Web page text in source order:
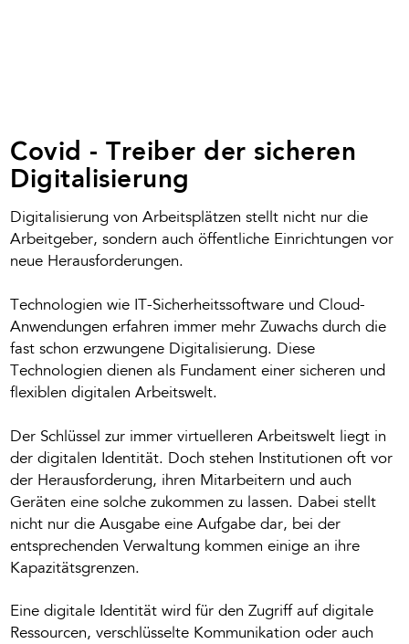
Covid - Treiber der sicheren
Digitalisierung
Digitalisierung von Arbeitsplätzen stellt nicht nur die
Arbeitgeber, sondern auch öffentliche Einrichtungen vor
neue Herausforderungen.
Technologien wie IT-Sicherheitssoftware und Cloud-
Anwendungen erfahren immer mehr Zuwachs durch die
fast schon erzwungene Digitalisierung. Diese
Technologien dienen als Fundament einer sicheren und
flexiblen digitalen Arbeitswelt.
Der Schlüssel zur immer virtuelleren Arbeitswelt liegt in
der digitalen Identität. Doch stehen Institutionen oft vor
der Herausforderung, ihren Mitarbeitern und auch
Geräten eine solche zukommen zu lassen. Dabei stellt
nicht nur die Ausgabe eine Aufgabe dar, bei der
entsprechenden Verwaltung kommen einige an ihre
Kapazitätsgrenzen.
Eine digitale Identität wird für den Zugriff auf digitale
Ressourcen, verschlüsselte Kommunikation oder auch